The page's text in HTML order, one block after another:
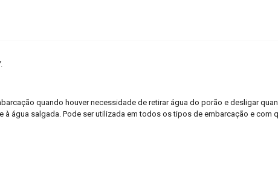
quando houver necessidade de retirar água do porão e desligar
água salgada. Pode ser utilizada em todos os tipos de embarcação e com